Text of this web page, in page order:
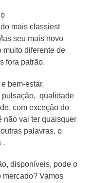
mais classiest
seu mais novo
muito diferente de
fora patrão.
bem-estar,
pulsação, qualidade
com exceção do
não vai ter quaisquer
palavras, o
.
disponíveis, pode o
mercado? Vamos